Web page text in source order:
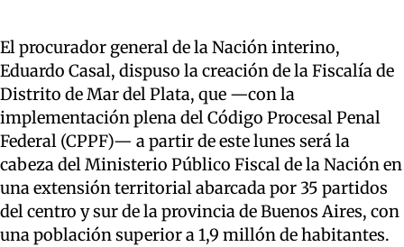
El procurador general de la Nación interino,
Eduardo Casal, dispuso la creación de la Fiscalía de
Distrito de Mar del Plata, que —con la
implementación plena del Código Procesal Penal
Federal (CPPF)— a partir de este lunes será la
cabeza del Ministerio Público Fiscal de la Nación en
una extensión territorial abarcada por 35 partidos
del centro y sur de la provincia de Buenos Aires, con
una población superior a 1,9 millón de habitantes.